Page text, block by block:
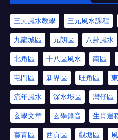
三元風水教學 三元風水課程
九龍城區 元朗區 八卦風水
北角區 十八區風水 南區
屯門區 新界區 旺角區
流年風水 深水埗區 灣仔區
玄學文章 玄學錄音 生肖運
葵青區 西貢區 觀塘區